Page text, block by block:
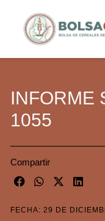
INFORME
1055
Compartir
FECHA: 29 DE